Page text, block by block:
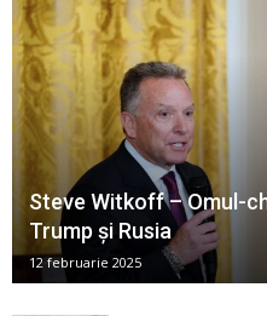
Steve Witkoff – Omul-
Trump și Rusia
12 februarie 2025